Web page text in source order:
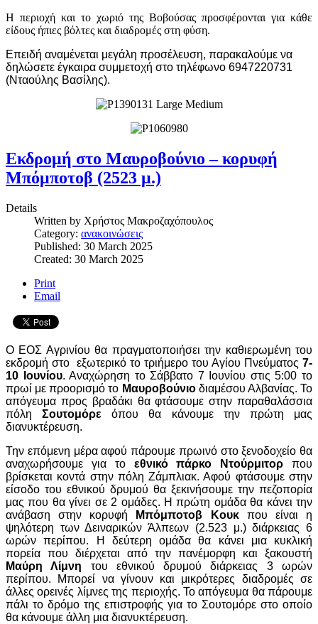
Η περιοχή και το χωριό της Βοβούσας προσφέρονται για κάθε
είδους ήπιες βόλτες και διαδρομές στη φύση.
Επειδή αναμένεται μεγάλη προσέλευση, παρακαλούμε να
δηλώσετε έγκαιρα συμμετοχή στο τηλέφωνο 6947220731
(Νταούλης Βασίλης).
Εκδρομή στο Μαυροβούνιο – κορυφή
Μπόμποτοβ (2523 μ.)
Details
Written by Χρήστος Μακροζαχόπουλος
Category: ανακοινώσεις
Published: 30 March 2025
Created: 30 March 2025
Print
Email
Ο ΕΟΣ Αγρινίου θα πραγματοποιήσει την καθιερωμένη του
εκδρομή στο εξωτερικό το τριήμερο του Αγίου Πνεύματος 7-
10 Ιουνίου. Αναχώρηση το Σάββατο 7 Ιουνίου στις 5:00 το
πρωί με προορισμό το Μαυροβούνιοδιαμέσου Αλβανίας. Το
απόγευμα προς βραδάκι θα φτάσουμε στην παραθαλάσσια
πόληΣουτομόρε όπου θα κάνουμε την πρώτη μας
διανυκτέρευση.
Την επόμενη μέρα αφού πάρουμε πρωινό στο ξενοδοχείο θα
αναχωρήσουμε για το εθνικό πάρκο Ντούρμιτορ που
βρίσκεται κοντά στην πόλη Ζάμπλιακ. Αφού φτάσουμε στην
είσοδο του εθνικού δρυμού θα ξεκινήσουμε την πεζοπορία
μας που θα γίνει σε 2 ομάδες. Η πρώτη ομάδα θα κάνει την
ανάβαση στην κορυφή
Μπόμποτοβ Κουκπου είναι η
ψηλότερη των Δειναρικών Άλπεων (2.523 μ.) διάρκειας 6
ωρών περίπου. Η δεύτερη ομάδα θα κάνει μια κυκλική
πορεία που διέρχεται από την πανέμορφη και ξακουστή
Μαύρη Λίμνη του εθνικού δρυμού διάρκειας 3 ωρών
περίπου. Μπορεί να γίνουν και μικρότερες διαδρομές σε
άλλες ορεινές λίμνες της περιοχής. Το απόγευμα θα πάρουμε
πάλι το δρόμο της επιστροφής για το Σουτομόρε στο οποίο
θα κάνουμε άλλη μια διανυκτέρευση.